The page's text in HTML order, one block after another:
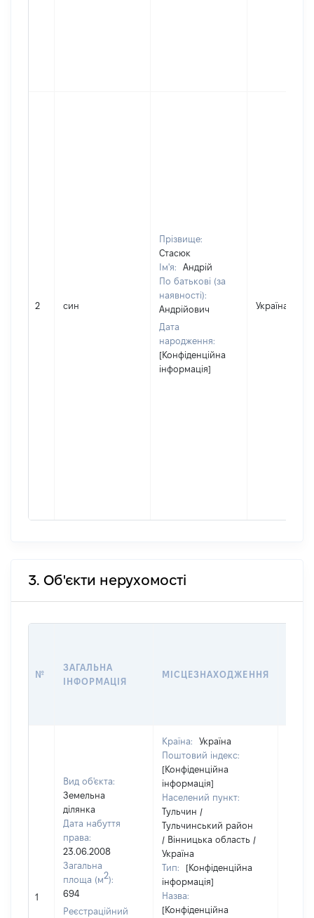
2 син
Прізвище:
Стасюк
Ім'я:
Андрій
По батькові (за
наявності):
Андрійович
Дата
народження:
[Конфіденційна
інформація]
Україна
3. Об'єкти нерухомості
№
ЗАГАЛЬНА
ІНФОРМАЦІЯ
МІСЦЕЗНАХОДЖЕННЯ
1
Вид об'єкта:
Земельна
ділянка
Дата набуття
права:
23.06.2008
Загальна
площа (м2):
694
Реєстраційний
Країна:
Україна
Поштовий індекс:
[Конфіденційна
інформація]
Населений пункт:
Тульчин /
Тульчинський район
/ Вінницька область /
Україна
Тип:
[Конфіденційна
інформація]
Назва:
[Конфіденційна